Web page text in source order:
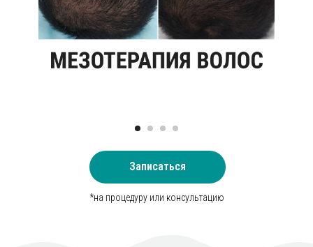
Записаться
*на процедуру или консультацию
Toskani Hair Cocktail